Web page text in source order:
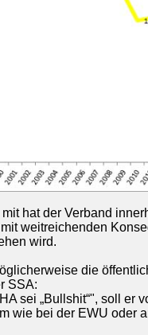
hat der Verband
weitreichenden
wird.
die
SSA:
sei „Bullshit“", soll er
wie bei der EWU oder